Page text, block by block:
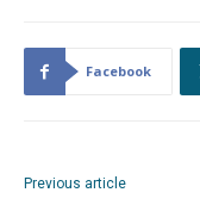
Facebook
Previous article